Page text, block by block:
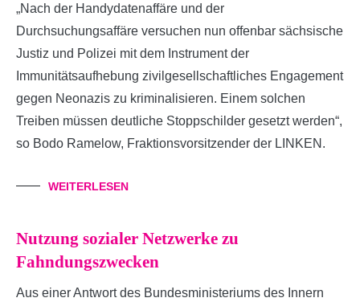
„Nach der Handydatenaffäre und der
Durchsuchungsaffäre versuchen nun offenbar sächsische
Justiz und Polizei mit dem Instrument der
Immunitätsaufhebung zivilgesellschaftliches Engagement
gegen Neonazis zu kriminalisieren. Einem solchen
Treiben müssen deutliche Stoppschilder gesetzt werden“,
so Bodo Ramelow, Fraktionsvorsitzender der LINKEN.
WEITERLESEN
Nutzung sozialer Netzwerke zu
Fahndungszwecken
Aus einer Antwort des Bundesministeriums des Innern